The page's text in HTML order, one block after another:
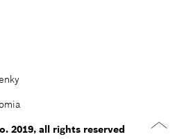
2019, all rights reserved